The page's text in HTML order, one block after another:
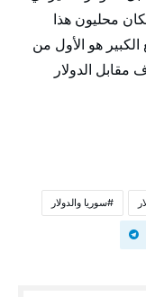
محليون هذا
الكبير هو الأول من
الدولار
سوريا والدولار